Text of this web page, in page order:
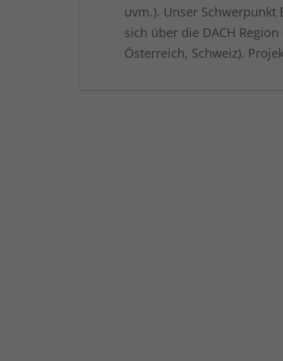
uvm.). Unser Schwerpunkt
sich über die DACH
Österreich, Schweiz).